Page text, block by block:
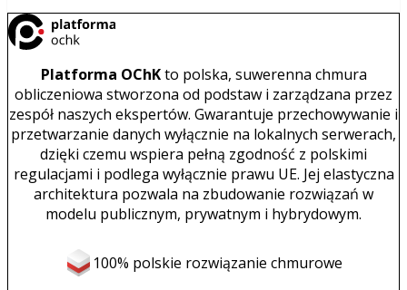
Platforma OChKto polska, suwerenna chmura
obliczeniowa stworzona od podstaw i zarządzana przez
zespół naszych ekspertów. Gwarantuje przechowywanie i
przetwarzanie danych wyłącznie na lokalnych serwerach,
dzięki czemu wspiera pełną zgodność z polskimi
regulacjami i podlega wyłącznie prawu UE. Jej elastyczna
architektura pozwala na zbudowanie rozwiązań w
modelu publicznym, prywatnym i hybrydowym.
100% polskie rozwiązanie chmurowe